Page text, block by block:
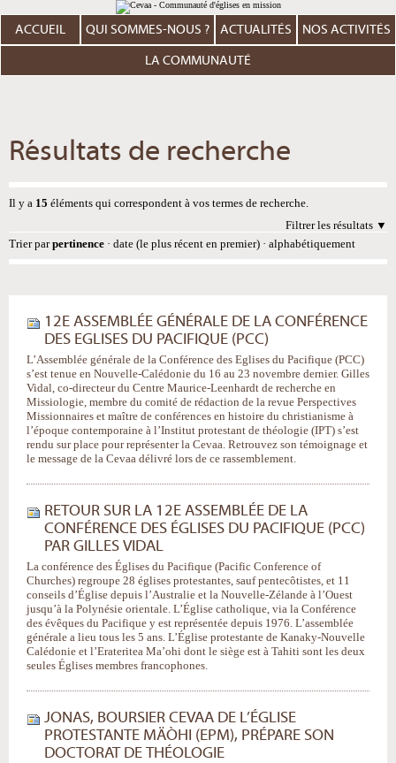
au
contenu.
Aller
personnels
ACCUEIL QUI SOMMES-NOUS ? ACTUALITÉS NOS ACTIVITÉS
LA COMMUNAUTÉ
Résultats de recherche
Il y a 15 éléments qui correspondent à vos termes de recherche.
Filtrer les résultats
Trier par pertinence · date (le plus récent en premier) · alphabétiquement
12E ASSEMBLÉE GÉNÉRALE DE LA CONFÉRENCE
DES EGLISES DU PACIFIQUE (PCC)
L’Assemblée générale de la Conférence des Eglises du Pacifique (PCC)
s’est tenue en Nouvelle-Calédonie du 16 au 23 novembre dernier. Gilles
Vidal, co-directeur du Centre Maurice-Leenhardt de recherche en
Missiologie, membre du comité de rédaction de la revue Perspectives
Missionnaires et maître de conférences en histoire du christianisme à
l’époque contemporaine à l’Institut protestant de théologie (IPT) s’est
rendu sur place pour représenter la Cevaa. Retrouvez son témoignage et
le message de la Cevaa délivré lors de ce rassemblement.
RETOUR SUR LA 12E ASSEMBLÉE DE LA
CONFÉRENCE DES ÉGLISES DU PACIFIQUE (PCC)
PAR GILLES VIDAL
La conférence des Églises du Pacifique (Pacific Conference of
Churches) regroupe 28 églises protestantes, sauf pentecôtistes, et 11
conseils d’Église depuis l’Australie et la Nouvelle-Zélande à l’Ouest
jusqu’à la Polynésie orientale. L’Église catholique, via la Conférence
des évêques du Pacifique y est représentée depuis 1976. L’assemblée
générale a lieu tous les 5 ans. L’Église protestante de Kanaky-Nouvelle
Calédonie et l’Erateritea Ma’ohi dont le siège est à Tahiti sont les deux
seules Églises membres francophones.
JONAS, BOURSIER CEVAA DE L’ÉGLISE
PROTESTANTE MÄÒHI (EPM), PRÉPARE SON
DOCTORAT DE THÉOLOGIE